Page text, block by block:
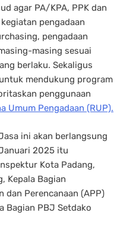
agar PA/KPA, PPK dan
pengadaan
pengadaan
masing sesuai
berlaku. Sekaligus
mendukung program
penggunaan
Umum Pengadaan (RUP).
ini akan berlangsung
2025 itu
Kota Padang,
Kepala Bagian
dan Perencanaan (APP)
Bagian PBJ Setdako